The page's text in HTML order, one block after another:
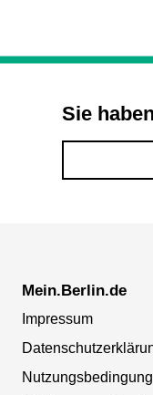
Sie
Mein.Berlin.de
Impressum